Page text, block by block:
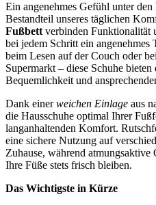
Ein angenehmes Gefühl unter
Bestandteil unseres täglichen
Fußbett verbinden Funktionalität
bei jedem Schritt ein
beim Lesen auf der Couch oder
Supermarkt – diese Schuhe
Bequemlichkeit und
Dank einerweichen Einlage aus
die Hausschuhe optimal Ihrer
langanhaltenden Komfort.
eine sichere Nutzung auf
Zuhause, während atmungsaktive
Ihre Füße stets frisch bleiben.
Das Wichtigste in Kürze